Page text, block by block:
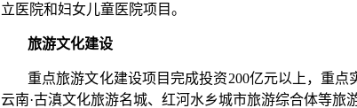
立医院和妇女儿童医院项目。
旅游文化建设
重点旅游文化建设项目完成投资200亿元以上，重
云南·古滇文化旅游名城、红河水乡城市旅游综合体等旅